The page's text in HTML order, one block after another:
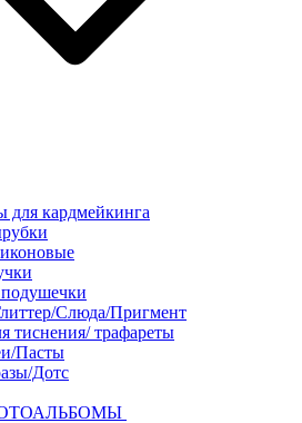
для кардмейкинга
Слюда/Пригмент
тиснения/ трафареты
Пасты
Дотс